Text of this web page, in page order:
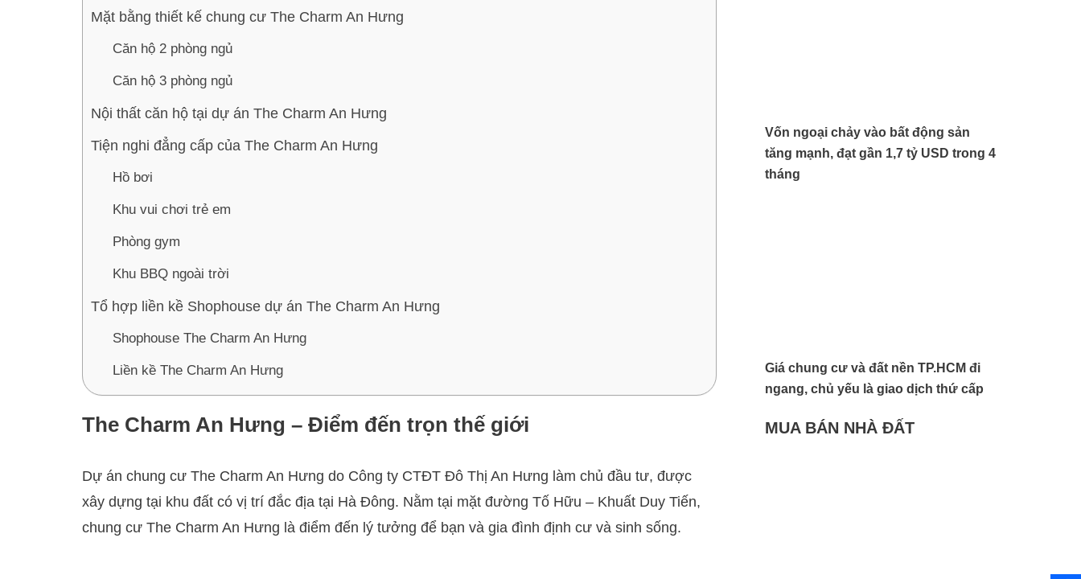
Mặt bằng thiết kế chung cư The Charm An Hưng
Căn hộ 2 phòng ngủ
Căn hộ 3 phòng ngủ
Nội thất căn hộ tại dự án The Charm An Hưng
Tiện nghi đẳng cấp của The Charm An Hưng
Hồ bơi
Khu vui chơi trẻ em
Phòng gym
Khu BBQ ngoài trời
Tổ hợp liền kề Shophouse dự án The Charm An Hưng
Shophouse The Charm An Hưng
Liền kề The Charm An Hưng
The Charm An Hưng – Điểm đến trọn thế giới
Dự án chung cư The Charm An Hưng do Công ty CTĐT Đô Thị An Hưng làm chủ đầu tư, được
xây dựng tại khu đất có vị trí đắc địa tại Hà Đông. Nằm tại mặt đường Tố Hữu – Khuất Duy Tiến,
chung cư The Charm An Hưng là điểm đến lý tưởng để bạn và gia đình định cư và sinh sống.
Vốn ngoại chảy vào bất động sản
tăng mạnh, đạt gần 1,7 tỷ USD trong 4
tháng
Giá chung cư và đất nền TP.HCM đi
ngang, chủ yếu là giao dịch thứ cấp
MUA BÁN NHÀ ĐẤT